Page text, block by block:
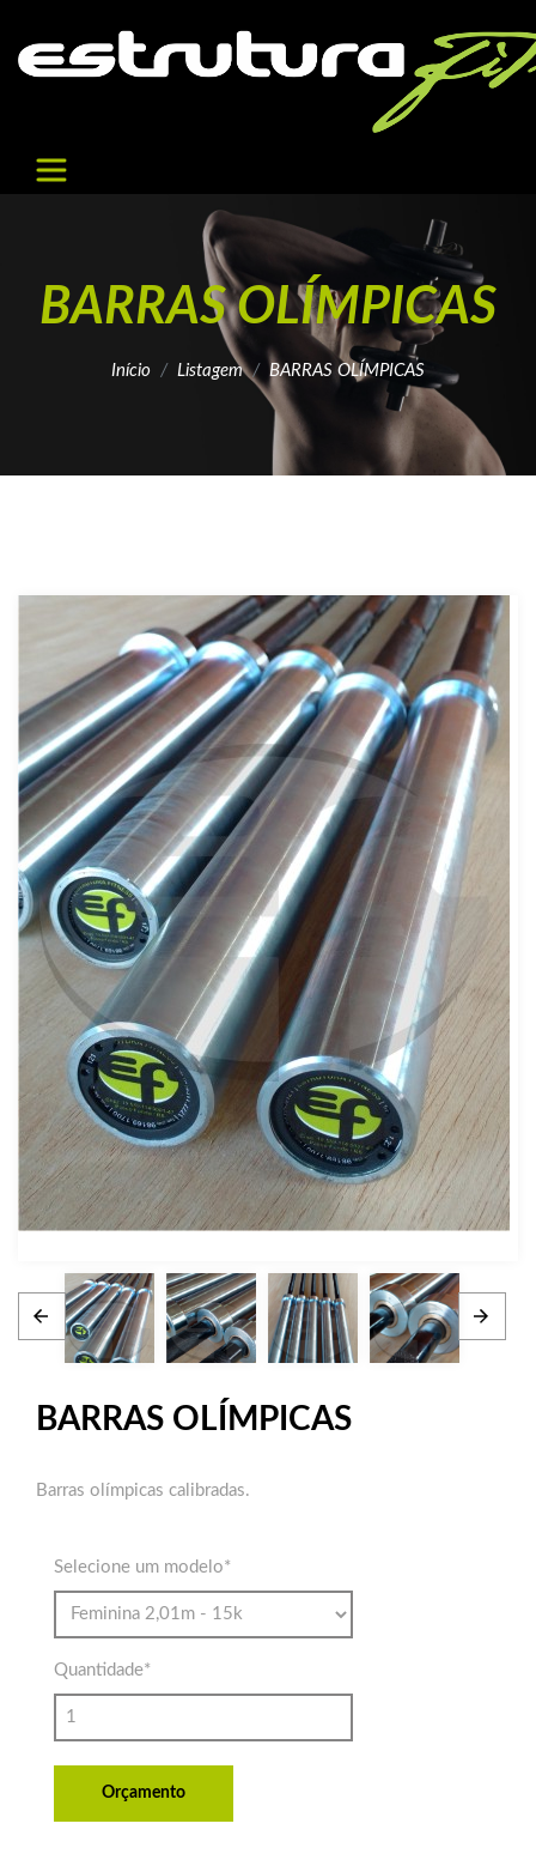
BARRAS OLÍMPICAS
Início Listagem BARRAS OLÍMPICAS
BARRAS OLÍMPICAS
Barras olímpicas calibradas.
Selecione um modelo*
Quantidade*
Orçamento